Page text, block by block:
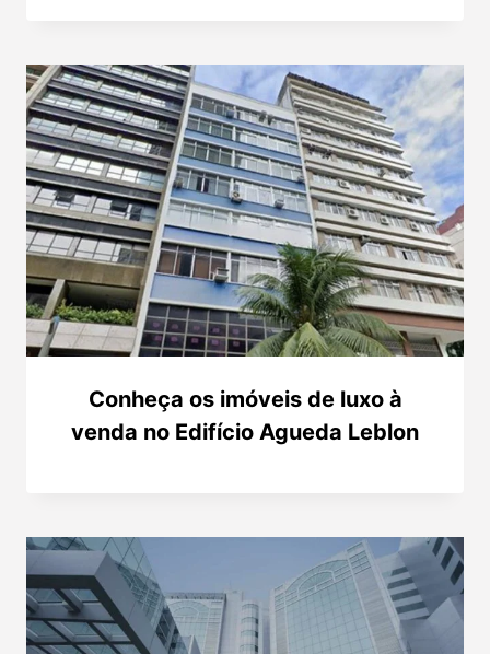
Conheça os imóveis de luxo à
venda no Edifício Agueda Leblon